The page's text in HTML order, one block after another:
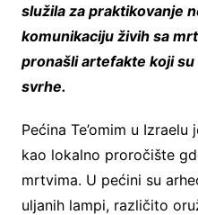
služila za praktikovanje
komunikaciju živih sa
pronašli artefakte koji
svrhe.
Pećina Te’omim u
kao lokalno proročište
mrtvima. U pećini su
uljanih lampi, različito